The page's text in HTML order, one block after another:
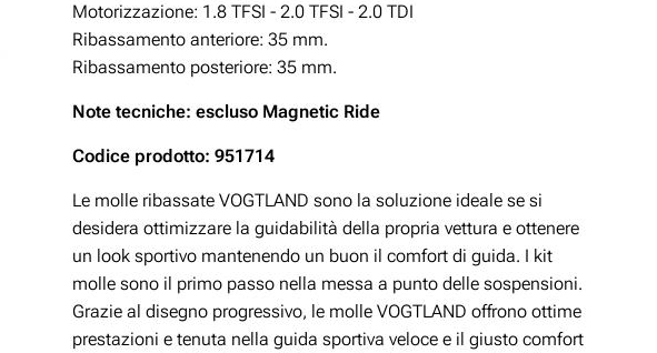
Motorizzazione: 1.8 TFSI - 2.0 TFSI - 2.0 TDI
Ribassamento anteriore: 35 mm.
Ribassamento posteriore: 35 mm.
Note tecniche: escluso Magnetic Ride
Codice prodotto: 951714
Le molle ribassate VOGTLAND sono la soluzione ideale se si
desidera ottimizzare la guidabilità della propria vettura e ottenere
un look sportivo mantenendo un buon il comfort di guida. I kit
molle sono il primo passo nella messa a punto delle sospensioni.
Grazie al disegno progressivo, le molle VOGTLAND offrono ottime
prestazioni e tenuta nella guida sportiva veloce e il giusto comfort